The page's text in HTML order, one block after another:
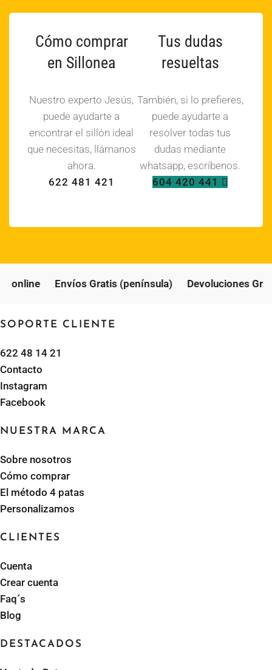
Cómo comprar
en Sillonea
Nuestro experto Jesús,
puede ayudarte a
encontrar el sillón ideal
que necesitas, llámanos
ahora.
622 481 421
Tus dudas
resueltas
También, si lo prefieres,
puede ayudarte a
resolver todas tus
dudas mediante
whatsapp, escríbenos.
604 420 441
online Envíos Gratis (península) Devoluciones
SOPORTE CLIENTE
622 48 14 21
Contacto
Instagram
Facebook
NUESTRA MARCA
Sobre nosotros
Cómo comprar
El método 4 patas
Personalizamos
CLIENTES
Cuenta
Crear cuenta
Faq´s
Blog
DESTACADOS